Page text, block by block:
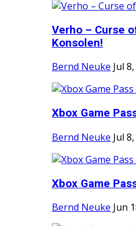
Verho – Curse
Konsolen!
Bernd Neuke Jul
Xbox Game
Bernd Neuke Jul
Xbox Game
Bernd Neuke Jun